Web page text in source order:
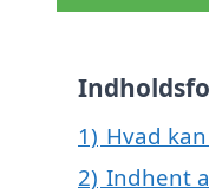
1) Hvad
2) Indhent